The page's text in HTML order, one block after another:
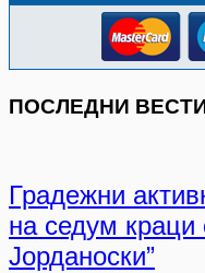
ПОСЛЕДНИ
Градежни
на седум
Јорданоски”